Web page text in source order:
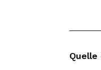
Quelle